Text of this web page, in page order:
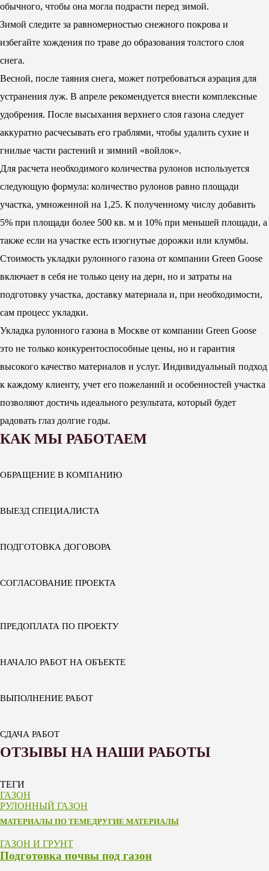
обычного, чтобы она могла подрасти перед зимой.
Зимой следите за равномерностью снежного покрова и
избегайте хождения по траве до образования толстого слоя
снега.
Весной, после таяния снега, может потребоваться аэрация для
устранения луж. В апреле рекомендуется внести комплексные
удобрения. После высыхания верхнего слоя газона следует
аккуратно расчесывать его граблями, чтобы удалить сухие и
гнилые части растений и зимний «войлок».
Для расчета необходимого количества рулонов используется
следующую формула: количество рулонов равно площади
участка, умноженной на 1,25. К полученному числу добавить
5% при площади более 500 кв. м и 10% при меньшей площади, а
также если на участке есть изогнутые дорожки или клумбы.
Стоимость укладки рулонного газона от компании Green Goose
включает в себя не только цену на дерн, но и затраты на
подготовку участка, доставку материала и, при необходимости,
сам процесс укладки.
Укладка рулонного газона в Москве от компании Green Goose
это не только конкурентоспособные цены, но и гарантия
высокого качество материалов и услуг. Индивидуальный подход
к каждому клиенту, учет его пожеланий и особенностей участка
позволяют достичь идеального результата, который будет
радовать глаз долгие годы.
КАК МЫ РАБОТАЕМ
ОБРАЩЕНИЕ В КОМПАНИЮ
ВЫЕЗД СПЕЦИАЛИСТА
ПОДГОТОВКА ДОГОВОРА
СОГЛАСОВАНИЕ ПРОЕКТА
ПРЕДОПЛАТА ПО ПРОЕКТУ
НАЧАЛО РАБОТ НА ОБЪЕКТЕ
ВЫПОЛНЕНИЕ РАБОТ
СДАЧА РАБОТ
ОТЗЫВЫ НА НАШИ РАБОТЫ
ТЕГИ
ГАЗОН
РУЛОННЫЙ ГАЗОН
МАТЕРИАЛЫ ПО ТЕМЕДРУГИЕ МАТЕРИАЛЫ
ГАЗОН И ГРУНТ
Подготовка почвы под газон